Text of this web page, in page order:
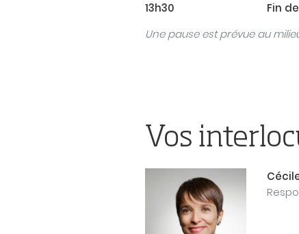
13h30
Fin
Une pause est prévue au
Vos